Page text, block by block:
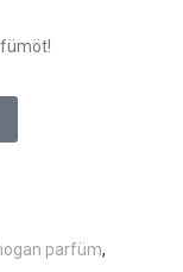
parfüm,